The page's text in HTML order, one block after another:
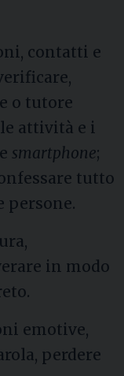
contatti e
o tutore
attività e i
e smartphone;
tutto
persone.
in modo
emotive,
perdere